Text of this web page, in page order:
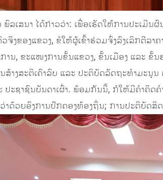
ພົລເສນາ ໄດ້ກ່າວວ່າ: ເພື່ອເຮັດໃຫ້ການປະເມີ
ວຈິງຂອງແຂວງ, ຂໍໃຫ້ຜູ້ເຂົ້າຮ່ວມຈົ່ງລົງເລິກຕີ
ານ, ຂະແໜງການຂັ້ນແຂວງ, ຂັ້ນເມືອງ ແລະ
ສ້າງສະຕິເຄົາລົບ ແລະ ປະຕິບັດລັດຖະທໍາມະ
ປະຊາຊົນບັນດາເຜົ່າ. ພ້ອມກັນນີ້, ກໍໃຫ້ມີຄໍາຄິດ
າດ້ວຍອົງການປົກຄອງທ້ອງຖິ່ນ; ການປະຕິບັດສິ